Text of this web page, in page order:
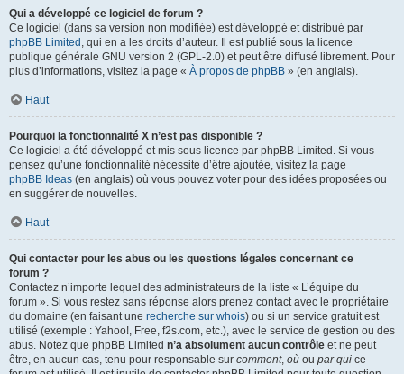
Qui a développé ce logiciel de forum ?
Ce logiciel (dans sa version non modifiée) est développé et distribué par
phpBB Limited , qui en a les droits d’auteur. Il est publié sous la licence
publique générale GNU version 2 (GPL-2.0) et peut être diffusé librement. Pour
plus d’informations, visitez la page « À propos de phpBB » (en anglais).
Haut
Pourquoi la fonctionnalité X n’est pas disponible ?
Ce logiciel a été développé et mis sous licence par phpBB Limited. Si vous
pensez qu’une fonctionnalité nécessite d’être ajoutée, visitez la page
phpBB Ideas (en anglais) où vous pouvez voter pour des idées proposées ou
en suggérer de nouvelles.
Haut
Qui contacter pour les abus ou les questions légales concernant ce
forum ?
Contactez n’importe lequel des administrateurs de la liste « L’équipe du
forum ». Si vous restez sans réponse alors prenez contact avec le propriétaire
du domaine (en faisant une recherche sur whois) ou si un service gratuit est
utilisé (exemple : Yahoo!, Free, f2s.com, etc.), avec le service de gestion ou des
abus. Notez que phpBB Limited n’a absolument aucun contrôle et ne peut
être, en aucun cas, tenu pour responsable sur comment, où ou par qui ce